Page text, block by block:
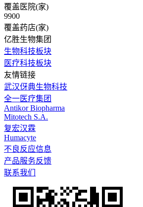
覆盖医院(家)
9900
覆盖药店(家)
亿胜生物集团
生物科技板块
医疗科技板块
友情链接
武汉伢典生物科技
全一医疗集团
Antikor Biopharma
Mitotech S.A.
复宏汉霖
Humacyte
不良反应信息
产品服务反馈
联系我们